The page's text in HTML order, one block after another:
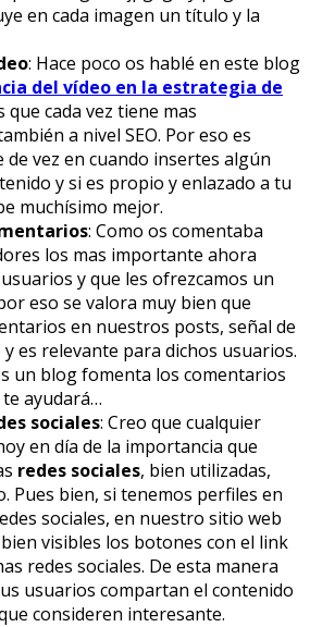
en cada imagen un título y la
: Hace poco os hablé en este blog
del vídeo en la estrategia de
que cada vez tiene mas
a nivel SEO. Por eso es
vez en cuando insertes algún
y si es propio y enlazado a tu
muchísimo mejor.
: Como os comentaba
los mas importante ahora
y que les ofrezcamos un
eso se valora muy bien que
en nuestros posts, señal de
es relevante para dichos usuarios.
un blog fomenta los comentarios
ayudará…
sociales: Creo que cualquier
en día de la importancia que
redes sociales, bien utilizadas,
Pues bien, si tenemos perfiles en
sociales, en nuestro sitio web
visibles los botones con el link
redes sociales. De esta manera
usuarios compartan el contenido
consideren interesante.